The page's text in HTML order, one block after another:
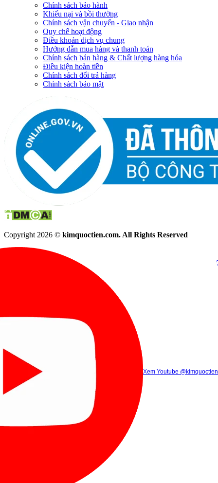
Chính sách bảo hành
Khiếu nại và bồi thường
Chính sách vận chuyển - Giao nhận
Quy chế hoạt động
Điều khoản dịch vụ chung
Hướng dẫn mua hàng và thanh toán
Chính sách bán hàng & Chất lượng hàng hóa
Điều kiện hoàn tiền
Chính sách đổi trả hàng
Chính sách bảo mật
Copyright 2026 © kimquoctien.com. All Rights Reserved
Xem Tik Tok
(8h00 - 21h30)
(8h00 -
Gọi điện (8h00 - 21h30)
Xem Youtube @kimquoctien